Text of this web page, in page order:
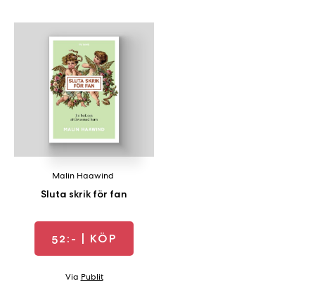
Sluta skrik för fan
Malin Haawind
52:- | KÖP
Via Publit